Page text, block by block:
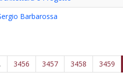
Barbarossa
3456 3457 3458 3459